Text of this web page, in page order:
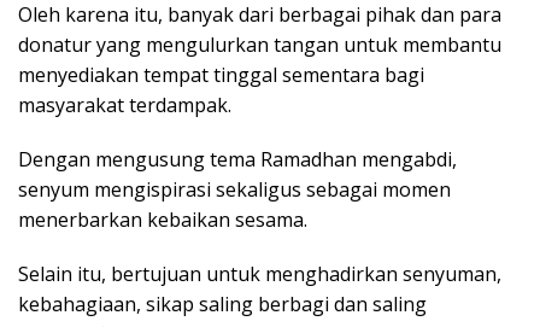
Oleh karena itu, banyak dari berbagai pihak dan para
donatur yang mengulurkan tangan untuk membantu
menyediakan tempat tinggal sementara bagi
masyarakat terdampak.
Dengan mengusung tema Ramadhan mengabdi,
senyum mengispirasi sekaligus sebagai momen
menerbarkan kebaikan sesama.
Selain itu, bertujuan untuk menghadirkan senyuman,
kebahagiaan, sikap saling berbagi dan saling